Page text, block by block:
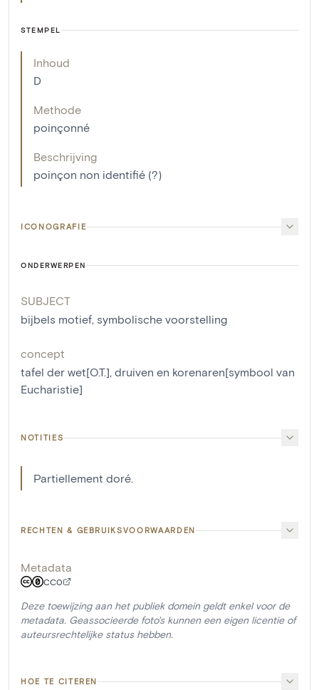
STEMPEL
Inhoud
D
Methode
poinçonné
Beschrijving
poinçon non identifié (?)
ICONOGRAFIE
ONDERWERPEN
SUBJECT
bijbels motief, symbolische voorstelling
concept
tafel der wet[O.T.], druiven en korenaren[symbool van
Eucharistie]
NOTITIES
Partiellement doré.
RECHTEN & GEBRUIKSVOORWAARDEN
Metadata
CC0
Deze toewijzing aan het publiek domein geldt enkel voor de
metadata. Geassocieerde foto's kunnen een eigen licentie of
auteursrechtelijke status hebben.
HOE TE CITEREN